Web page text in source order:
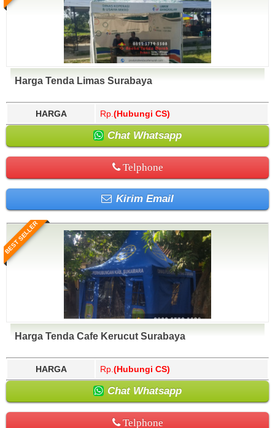
Harga Tenda Limas Surabaya
HARGA Rp. (Hubungi CS)
Chat Whatsapp
Telphone
Kirim Email
BEST SELLER
Harga Tenda Cafe Kerucut Surabaya
HARGA Rp. (Hubungi CS)
Chat Whatsapp
Telphone